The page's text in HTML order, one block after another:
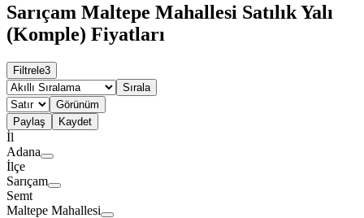
Sarıçam Maltepe Mahallesi Satılık Yalı
(Komple) Fiyatları
Filtrele3
Sırala
Görünüm
Paylaş
Kaydet
İl
Adana
İlçe
Sarıçam
Semt
Maltepe Mahallesi